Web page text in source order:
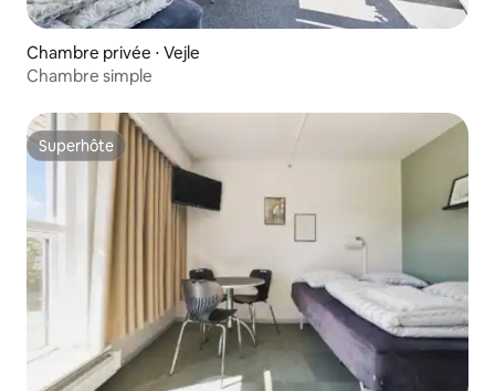
Chambre privée ⋅ Vejle
Chambre simple
Superhôte
Superhôte